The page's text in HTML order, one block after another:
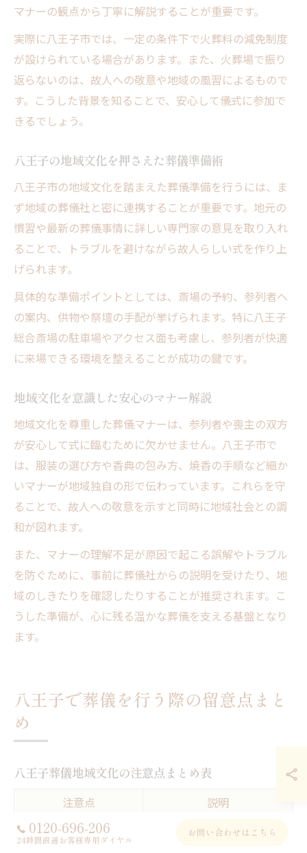
マナーの観点から丁寧に解説することが重要です。
実際に八王子市では、一定の条件下で火葬料の減免制度
が設けられている場合があります。また、火葬場で振り
返らないのは、故人への敬意や地域の風習によるもので
す。こうした背景を知ることで、安心して儀式に参加で
きるでしょう。
八王子の地域文化を押さえた葬儀準備術
八王子市の地域文化を踏まえた葬儀準備を行うには、ま
ず地域の葬儀社と密に連携することが重要です。地元の
慣習や最新の葬儀事情に詳しい専門家の意見を取り入れ
ることで、トラブルを避けながら故人らしい式を作り上
げられます。
具体的な準備ポイントとしては、斎場の予約、参列者へ
の案内、供物や祭壇の手配が挙げられます。特に八王子
総合斎場の駐車場やアクセス面も考慮し、参列者が快適
に来場できる環境を整えることが成功の鍵です。
地域文化を意識した安心のマナー解説
地域文化を尊重した葬儀マナーは、参列者や喪主の双方
が安心して式に臨むために欠かせません。八王子市で
は、服装の選び方や香典の包み方、焼香の手順など細か
いマナーが地域独自の形で伝わっています。これらを守
ることで、故人への敬意を示すと同時に地域社会との調
和が図れます。
また、マナーの理解不足が原因で起こる誤解やトラブル
を防ぐために、事前に葬儀社からの説明を受けたり、地
域のしきたりを確認したりすることが推奨されます。こ
うした準備が、心に残る温かな葬儀を支える基盤となり
ます。
八王子で葬儀を行う際の留意点まと
め
八王子葬儀地域文化の注意点まとめ表
注意点
説明
宗教的儀式や供養方法
地域特有の儀式を尊重する
0120-696-206
24時間直通お客様専用ダイヤル
お問い合わせはこちら